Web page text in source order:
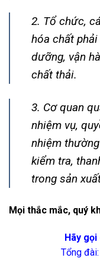
2. Tổ chức,
hóa chất
dưỡng, vận
chất thải.
3. Cơ quan
nhiệm vụ,
nhiệm
kiểm tra,
trong sản
Mọi thắc mắc, quý
Hãy
Tổng